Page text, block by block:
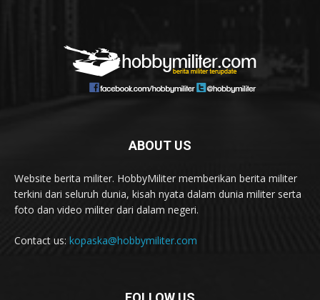
ABOUT US
Website berita militer. HobbyMiliter memberikan berita militer
terkini dari seluruh dunia, kisah nyata dalam dunia militer serta
foto dan video militer dari dalam negeri.
Contact us: kopaska@hobbymiliter.com